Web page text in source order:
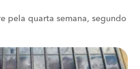
pela quarta semana, segundo